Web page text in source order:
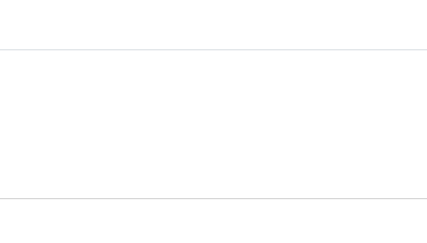
教